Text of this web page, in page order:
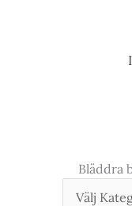
Bläddra